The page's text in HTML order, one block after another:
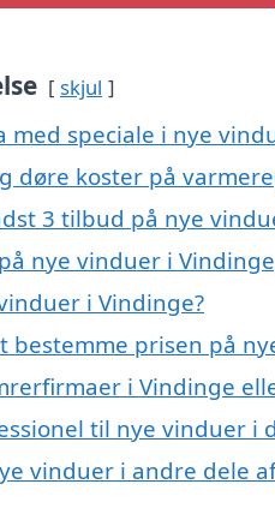
skjul
med speciale i nye
døre koster på
3 tilbud på nye
nye vinduer i
i Vindinge?
bestemme prisen på
i Vindinge
til nye vinduer
vinduer i andre dele